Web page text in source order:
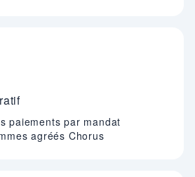
paiements par mandat
agréés Chorus